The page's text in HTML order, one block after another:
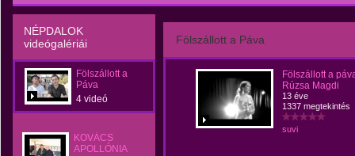
NÉPDALOK
videógalériái
Fölszállott a
Páva
4 videó
KOVÁCS
APOLLÓNIA
Fölszállott a Páva
Fölszállott a
Rúzsa Magdi
13 éve
1337 megtekintés
suvi